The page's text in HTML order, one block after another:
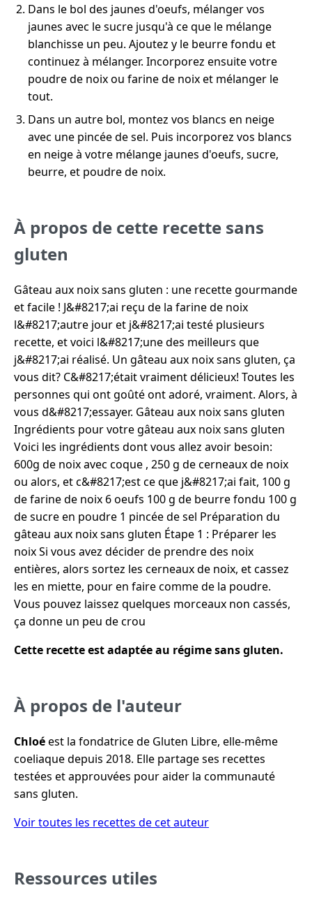
Dans le bol des jaunes d'oeufs, mélanger vos
jaunes avec le sucre jusqu'à ce que le mélange
blanchisse un peu. Ajoutez y le beurre fondu et
continuez à mélanger. Incorporez ensuite votre
poudre de noix ou farine de noix et mélanger le
tout.
Dans un autre bol, montez vos blancs en neige
avec une pincée de sel. Puis incorporez vos blancs
en neige à votre mélange jaunes d'oeufs, sucre,
beurre, et poudre de noix.
À propos de cette recette sans
gluten
Gâteau aux noix sans gluten : une recette gourmande
et facile ! J&#8217;ai reçu de la farine de noix
l&#8217;autre jour et j&#8217;ai testé plusieurs
recette, et voici l&#8217;une des meilleurs que
j&#8217;ai réalisé. Un gâteau aux noix sans gluten, ça
vous dit? C&#8217;était vraiment délicieux! Toutes les
personnes qui ont goûté ont adoré, vraiment. Alors, à
vous d&#8217;essayer. Gâteau aux noix sans gluten
Ingrédients pour votre gâteau aux noix sans gluten
Voici les ingrédients dont vous allez avoir besoin:
600g de noix avec coque , 250 g de cerneaux de noix
ou alors, et c&#8217;est ce que j&#8217;ai fait, 100 g
de farine de noix 6 oeufs 100 g de beurre fondu 100 g
de sucre en poudre 1 pincée de sel Préparation du
gâteau aux noix sans gluten Étape 1 : Préparer les
noix Si vous avez décider de prendre des noix
entières, alors sortez les cerneaux de noix, et cassez
les en miette, pour en faire comme de la poudre.
Vous pouvez laissez quelques morceaux non cassés,
ça donne un peu de crou
Cette recette est adaptée au régime sans gluten.
À propos de l'auteur
Chloéest la fondatrice de Gluten Libre, elle-même
coeliaque depuis 2018. Elle partage ses recettes
testées et approuvées pour aider la communauté
sans gluten.
Voir toutes les recettes de cet auteur
Ressources utiles